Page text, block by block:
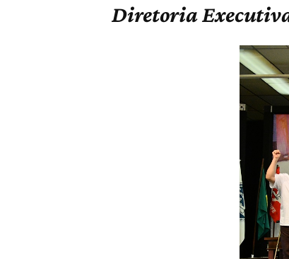
Diretoria